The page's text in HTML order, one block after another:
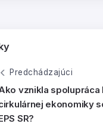
Predchádzajúci
vznikla spolupráca
ekonomiky
SR?